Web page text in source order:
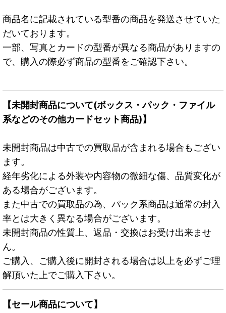
商品名に記載されている型番の商品を発送させていた
だいております。
一部、写真とカードの型番が異なる商品がありますの
で、購入の際必ず商品の型番をご確認下さい。
【未開封商品について(ボックス・パック・ファイル
系などのその他カードセット商品)】
未開封商品は中古での買取品が含まれる場合もござい
ます。
経年劣化による外装や内容物の微細な傷、品質変化が
ある場合がございます。
また中古での買取品の為、パック系商品は通常の封入
率とは大きく異なる場合がございます。
未開封商品の性質上、返品・交換はお受け出来ませ
ん。
ご購入、ご購入後に開封される場合は以上を必ずご理
解頂いた上でご購入下さい。
【セール商品について】